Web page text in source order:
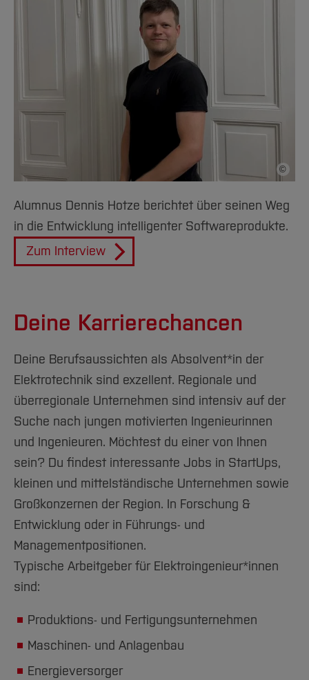
©
Alumnus Dennis Hotze berichtet über seinen Weg
in die Entwicklung intelligenter Softwareprodukte.
Zum Interview
Deine Karrierechancen
Deine Berufsaussichten als Absolvent*in der
Elektrotechnik sind exzellent. Regionale und
überregionale Unternehmen sind intensiv auf der
Suche nach jungen motivierten Ingenieurinnen
und Ingenieuren. Möchtest du einer von Ihnen
sein? Du findest interessante Jobs in StartUps,
kleinen und mittelständische Unternehmen sowie
Großkonzernen der Region. In Forschung &
Entwicklung oder in Führungs- und
Managementpositionen.
Typische Arbeitgeber für Elektroingenieur*innen
sind:
Produktions- und Fertigungsunternehmen
Maschinen- und Anlagenbau
Energieversorger